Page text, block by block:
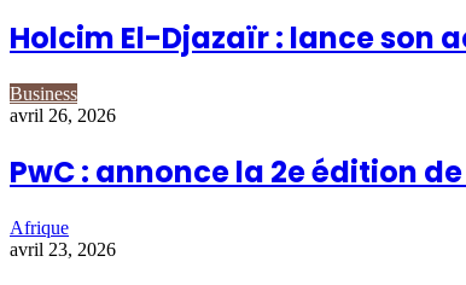
Holcim El-Djazaïr : lance son
Business
avril 26, 2026
PwC : annonce la 2e édition
Afrique
avril 23, 2026